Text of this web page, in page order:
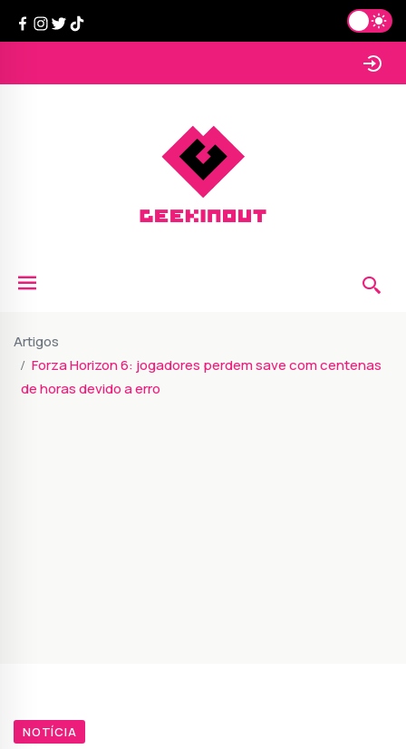
Artigos
Forza Horizon 6: jogadores perdem save com centenas
de horas devido a erro
NOTÍCIA